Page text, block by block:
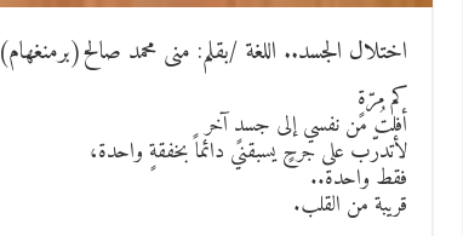
اختلال الجسد.. اللغة /بقلم: منى محمد صالح(برمنغهام)
كم مرّةٍ
أفلتُ من نفسي إلى جسدٍ آخر
لأتدرّب على جرحٍ يسبقني دائماً بخفقةٍ واحدة،
فقط واحدة..
قريبة من القلب.